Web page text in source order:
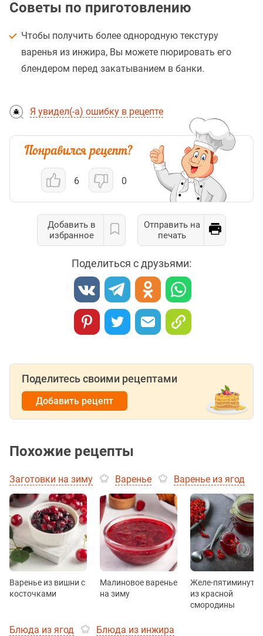
Советы по приготовлению
Чтобы получить более однородную текстуру
варенья из инжира, Вы можете пюрировать его
блендером перед закатыванием в банки.
Я увидел(-а) ошибку в рецепте
6 0
Добавить в
избранное
Отправить на
печать
Поделиться с друзьями:
Поделитесь своими рецептами
Добавить рецепт
Похожие рецепты
Заготовки на зиму Варенье Варенье из ягод
Варенье из вишни с
косточками
Малиновое варенье
на зиму
Желе-
из красной
смородины
Блюда из ягод Блюда из инжира